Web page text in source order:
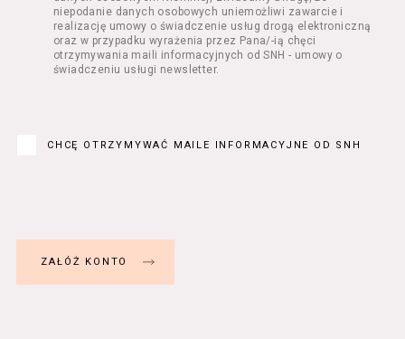
których zasady świadczenia w zakresie
nieuregulowanym w Regulaminie precyzują
odrębne regulaminy,
przetwarzania przez Usługodawcę danych
następujące Usługi:
nabycia Biletów i Karnetów oraz
niepodanie danych osobowych uniemożliwi zawarcie i
realizację umowy o świadczenie usług drogą elektroniczną
oraz w przypadku wyrażenia przez Pana/-ią chęci
otrzymywania maili informacyjnych od SNH - umowy o
świadczeniu usługi newsletter.
CHCĘ OTRZYMYWAĆ MAILE INFORMACYJNE OD SNH